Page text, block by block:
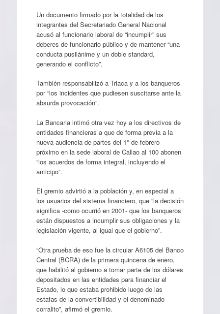
Un documento firmado por la totalidad de los
integrantes del Secretariado General Nacional
acusó al funcionario laboral de “incumplir” sus
deberes de funcionario público y de mantener “una
conducta pusilánime y un doble standard,
generando el conflicto”.
También responsabilizó a Triaca y a los banqueros
por “los incidentes que pudiesen suscitarse ante la
absurda provocación”.
La Bancaria intimó otra vez hoy a los directivos de
entidades financieras a que de forma previa a la
nueva audiencia de partes del 1° de febrero
próximo en la sede laboral de Callao al 100 abonen
“los acuerdos de forma integral, incluyendo el
anticipo”.
El gremio advirtió a la población y, en especial a
los usuarios del sistema financiero, que “la decisión
significa -como ocurrió en 2001- que los banqueros
están dispuestos a incumplir sus obligaciones y la
legislación vigente, al igual que el gobierno”.
“Otra prueba de eso fue la circular A6105 del Banco
Central (BCRA) de la primera quincena de enero,
que habilitó al gobierno a tomar parte de los dólares
depositados en las entidades para financiar el
Estado, lo que estaba prohibido luego de las
estafas de la convertibilidad y el denominado
corralito”, afirmó el gremio.